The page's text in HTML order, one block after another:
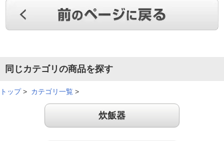
（北海道
保温してもおいしい！
と同じお米？って思ったほどです。そして、わざと保温でおい
ておきましたが、本当に美味しさが持続していました。
60代
同じカテゴリの商品を探す
トップ> カテゴリ一覧 >
炊飯器